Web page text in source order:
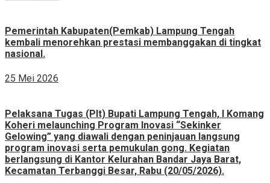
Pemerintah Kabupaten(Pemkab) Lampung Tengah
kembali menorehkan prestasi membanggakan di tingkat
nasional.
25 Mei 2026
Pelaksana Tugas (Plt) Bupati Lampung Tengah, I Komang
Koheri melaunching Program Inovasi “Sekinker
Gelowing” yang diawali dengan peninjauan langsung
program inovasi serta pemukulan gong. Kegiatan
berlangsung di Kantor Kelurahan Bandar Jaya Barat,
Kecamatan Terbanggi Besar, Rabu (20/05/2026).